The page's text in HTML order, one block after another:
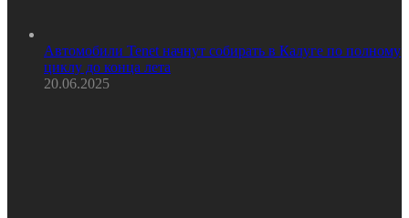
Автомобили Tenet начнут собирать в Калуге по полному
циклу до конца лета
20.06.2025